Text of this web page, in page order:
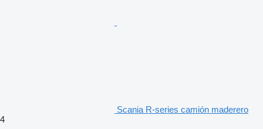
Scania R-series camión maderero
4